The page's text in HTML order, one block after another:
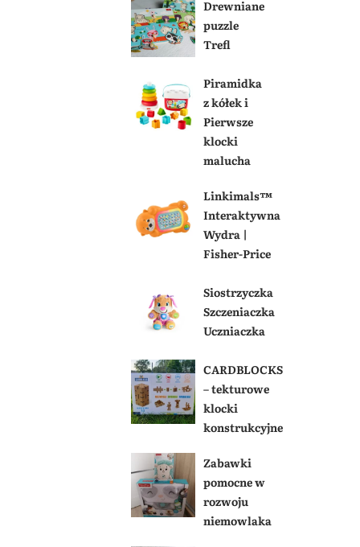
Drewniane
puzzle
Trefl
Piramidka
z kółek i
Pierwsze
klocki
malucha
Linkimals™
Interaktywna
Wydra |
Fisher-Price
Siostrzyczka
Szczeniaczka
Uczniaczka
CARDBLOCKS
– tekturowe
klocki
konstrukcyjne
Zabawki
pomocne w
rozwoju
niemowlaka